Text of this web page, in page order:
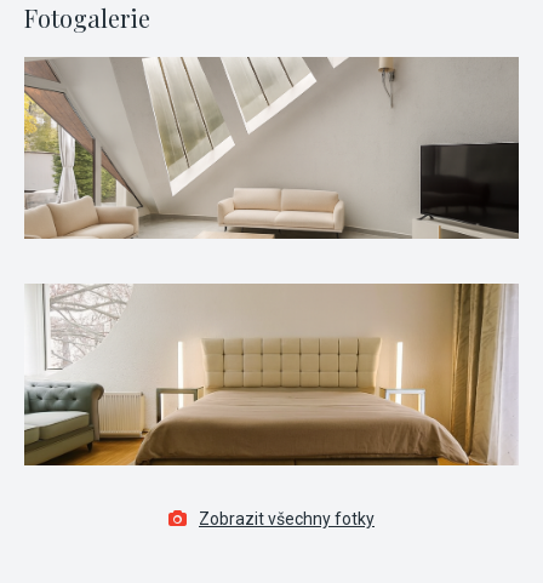
Fotogalerie
Zobrazit všechny fotky